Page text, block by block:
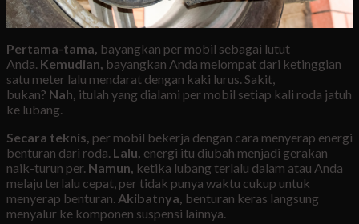
Pertama-tama, bayangkan per mobil sebagai lutut
Anda. Kemudian, bayangkan Anda melompat dari ketinggian
satu meter lalu mendarat dengan kaki lurus. Sakit,
bukan? Nah, itulah yang dialami per mobil setiap kali roda jatuh
ke lubang.
Secara teknis, per mobil bekerja dengan cara menyerap energi
benturan dari roda. Lalu, energi itu diubah menjadi gerakan
naik-turun per. Namun, ketika lubang terlalu dalam atau Anda
melaju terlalu cepat, per tidak punya waktu cukup untuk
menyerap benturan. Akibatnya, benturan keras langsung
menyalur ke komponen suspensi lainnya.